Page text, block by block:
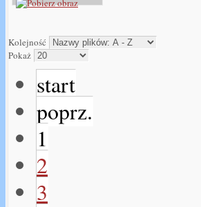
Kolejność
Pokaż
start
poprz.
1
2
3